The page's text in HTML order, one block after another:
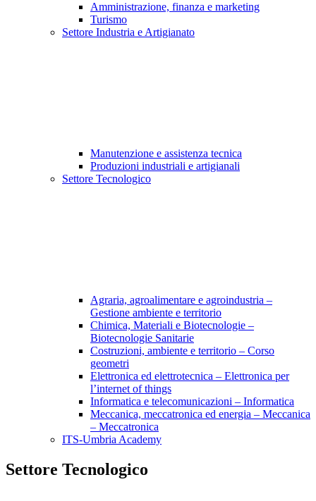
Amministrazione, finanza e marketing
Turismo
Settore Industria e Artigianato
Manutenzione e assistenza tecnica
Produzioni industriali e artigianali
Settore Tecnologico
Agraria, agroalimentare e agroindustria –
Gestione ambiente e territorio
Chimica, Materiali e Biotecnologie –
Biotecnologie Sanitarie
Costruzioni, ambiente e territorio – Corso
geometri
Elettronica ed elettrotecnica – Elettronica per
l’internet of things
Informatica e telecomunicazioni – Informatica
Meccanica, meccatronica ed energia – Meccanica
– Meccatronica
ITS-Umbria Academy
Settore Tecnologico